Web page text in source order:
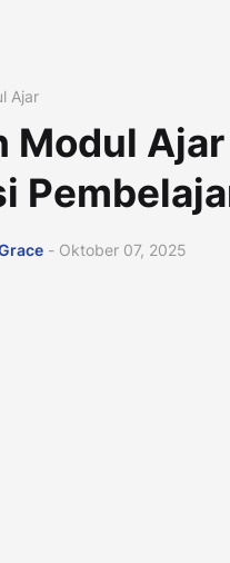
Ajar
Modul
- Oktober 07, 2025